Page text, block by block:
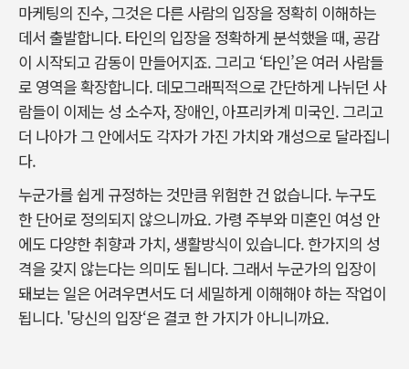
마케팅의 진수, 그것은 다른 사람의 입장을 정확히 이해하는
데서 출발합니다. 타인의 입장을 정확하게 분석했을 때, 공감
이 시작되고 감동이 만들어지죠. 그리고 ‘타인’은 여러 사람들
로 영역을 확장합니다. 데모그래픽적으로 간단하게 나뉘던 사
람들이 이제는 성 소수자, 장애인, 아프리카계 미국인. 그리고
더 나아가 그 안에서도 각자가 가진 가치와 개성으로 달라집니
다.
누군가를 쉽게 규정하는 것만큼 위험한 건 없습니다. 누구도
한 단어로 정의되지 않으니까요. 가령 주부와 미혼인 여성 안
에도 다양한 취향과 가치, 생활방식이 있습니다. 한가지의 성
격을 갖지 않는다는 의미도 됩니다. 그래서 누군가의 입장이
돼보는 일은 어려우면서도 더 세밀하게 이해해야 하는 작업이
됩니다. '당신의 입장‘은 결코 한 가지가 아니니까요.